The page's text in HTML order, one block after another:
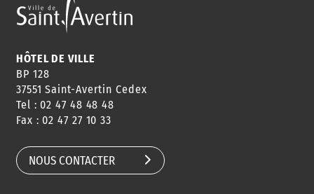
ANNUAIRE
HORAIRES
CONSEILS
DE QUARTIER
HÔTEL DE VILLE
BP 128
37551 Saint-Avertin Cedex
Tel : 02 47 48 48 48
Fax : 02 47 27 10 33
NOUS CONTACTER